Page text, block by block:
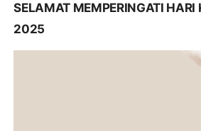
SELAMAT MEMPERINGATI HARI
2025